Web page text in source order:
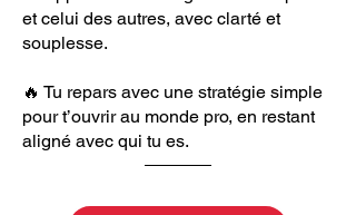
et celui des autres, avec clarté et
souplesse.
🔥 Tu repars avec une stratégie simple
pour t’ouvrir au monde pro, en restant
aligné avec qui tu es.